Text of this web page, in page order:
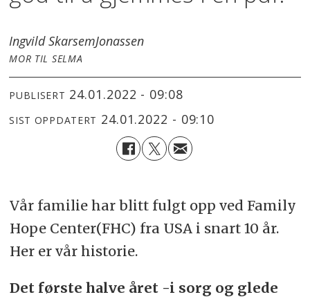
Ingvild SkarsemJonassen
MOR TIL SELMA
PUBLISERT 24.01.2022 - 09:08
SIST OPPDATERT 24.01.2022 - 09:10
Vår familie har blitt fulgt opp ved Family
Hope Center(FHC) fra USA i snart 10 år.
Her er vår historie.
Det første halve året -i sorg og glede